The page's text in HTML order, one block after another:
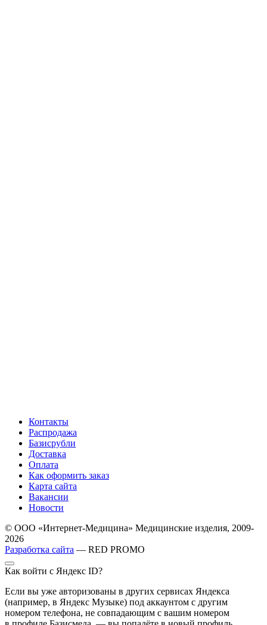
Контакты
Распродажа
Базисрубли
Доставка
Оплата
Как оформить заказ
Карта сайта
Вакансии
Новости
© ООО «Интернет-Медицина» Медицинские изделия, 2009-
2026
Разработка сайта — RED PROMO
Как войти с Яндекс ID?
Если вы уже авторизованы в других сервисах Яндекса
(например, в Яндекс Музыке) под аккаунтом с другим
номером телефона, не совпадающим с вашим номером